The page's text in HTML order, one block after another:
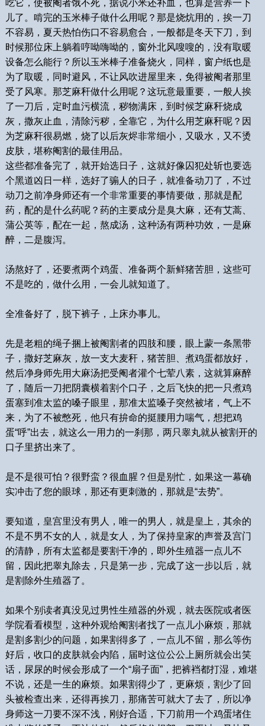
吃它，使被阉者饿不死，据说小米还补血，也算是营养一下
儿了。啃完的玉米棒子做什么用呢？那是烧炕用的，挨一刀
不容易，夏天热怕伤口不容易愈合，一般都是冬天下刀，到
时候那位床上躺着哼呦嗨呦的，窗外北风嗖嗖的，没有取暖
设备怎么能行？所以玉米棒子准备烧火，同样，窗户纸也是
为了取暖，同时避风，不让风吹进屋里来，免得被阉者那里
受了风寒。那芝麻秆做什么用呢？这玩意最重要，一般人挨
了一刀后，定时血污横流，秽物满床，到时候芝麻秆烧成
灰，撒灰止血，清除污秽，全靠它，为什么用芝麻秆呢？因
为芝麻秆很易燃，烧了以后灰烬非常细小，又吸水，又不烫
皮肤，堪称阉割的最佳用品。
这些都准备完了，就开始选日子，这就好像囚犯处斩也要选
个黑道凶日一样，选好了骟人的日子，就准备动刀了，不过
动刀之前净身师还有一个非常重要的事情要做，那就是配
药，配的是什么药呢？药的主要成分是臭大麻，还有艾蒿、
蒲公英等，配在一起，熬成汤，这种汤有两种功效，一是麻
醉，二是腹泻。
汤熬好了，还要煮两个鸡蛋、准备两个新鲜猪苦胆，这些可
不是吃的，做什么用，一会儿就知道了。
全准备好了，脱下裤子，上床办事儿。
先是老粗的绳子捆上被阉割者的四肢和腰，眼上蒙一条黑带
子，撒好芝麻灰，放一支大麦秆，猪苦胆、煮鸡蛋都放好，
然后净身师先用大麻汤把受阉者灌个七荤八素，这就算麻醉
了，随后一刀把阴囊横着割个口子，之后飞快的把一只煮鸡
蛋塞到准太监的嗓子眼里，那准太监嗓子突然被堵，气上不
来，为了不被憋死，他只有拚命的挺腰用力喘气，想把鸡
蛋“呼”出去，就这么一用力的一刹那，两只睾丸就从被割开的
口子里挤出来了。
是不是很可怕？很野蛮？很血腥？但是别忙，如果这一幕确
实冲击了您的眼球，那还有更刺激的，那就是“去势”。
要知道，皇宫里没有男人，唯一的男人，就是皇上，其余的
不是不男不女的人，就是女人，为了保持皇家的声誉及宫门
的清静，所有太监都是要割干净的，即外生殖器一点儿不
留，因此把睾丸除去，只是第一步，完成了这一步以后，就
是割除外生殖器了。
如果个别读者真没见过男性生殖器的外观，就去医院或者医
学院看看模型，这种外观给阉割者找了一点儿小麻烦，那就
是割多割少的问题，如果割得多了，一点儿不留，那么等伤
好后，收口的皮肤就会内陷，届时这位公公上厕所就会出笑
话，尿尿的时候会形成了一个“扇子面”，把裤裆都打湿，难堪
不说，还是一生的麻烦。如果割得少了，更麻烦，割少了回
头被检查出来，还得再挨刀，那痛苦可就大了去了，所以净
身师这一刀要不深不浅，刚好合适，下刀前用一个鸡蛋堵住